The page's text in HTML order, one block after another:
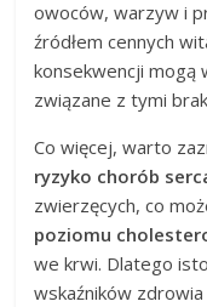
owoców, warzyw i
źródłem cennych
konsekwencji
związane z tymi
Co więcej, warto
ryzyko chorób
zwierzęcych, co
poziomu
we krwi. Dlatego
wskaźników